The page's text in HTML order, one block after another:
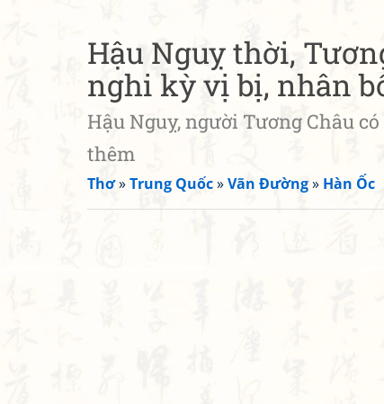
Hậu Nguỵ thời,
nghi kỳ vị bị, nhân
Hậu Nguỵ, người Tương Châu
thêm
Thơ»Trung Quốc»Vãn Đường» Hàn Ốc